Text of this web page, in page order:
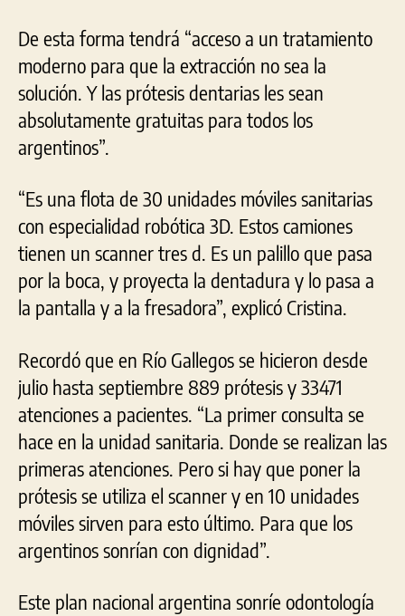
De esta forma tendrá “acceso a un tratamiento
moderno para que la extracción no sea la
solución. Y las prótesis dentarias les sean
absolutamente gratuitas para todos los
argentinos”.
“Es una flota de 30 unidades móviles sanitarias
con especialidad robótica 3D. Estos camiones
tienen un scanner tres d. Es un palillo que pasa
por la boca, y proyecta la dentadura y lo pasa a
la pantalla y a la fresadora”, explicó Cristina.
Recordó que en Río Gallegos se hicieron desde
julio hasta septiembre 889 prótesis y 33471
atenciones a pacientes. “La primer consulta se
hace en la unidad sanitaria. Donde se realizan las
primeras atenciones. Pero si hay que poner la
prótesis se utiliza el scanner y en 10 unidades
móviles sirven para esto último. Para que los
argentinos sonrían con dignidad”.
Este plan nacional argentina sonríe odontología